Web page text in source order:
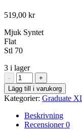
519,00 kr
Mjuk Syntet
Flat
Stl 70
3 i lager
-
Graduate
XL
Mjuk
Syntet
Flat
stl
+
Lägg till i varukorg
Kategorier: Graduate
Beskrivning
Recensioner0